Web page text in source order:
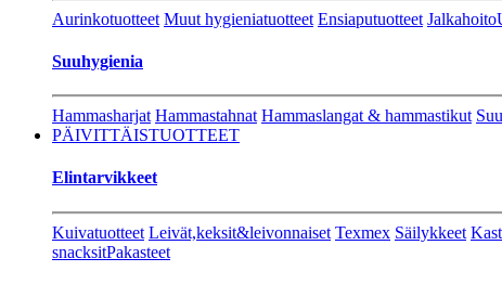
Aurinkotuotteet Muut hygieniatuotteet Ensiaputuotteet Jalkahoito
Suuhygienia
Hammasharjat Hammastahnat Hammaslangat & hammastikut
PÄIVITTÄISTUOTTEET
Elintarvikkeet
Kuivatuotteet Leivät,keksit&leivonnaiset Texmex Säilykkeet
snacksitPakasteet